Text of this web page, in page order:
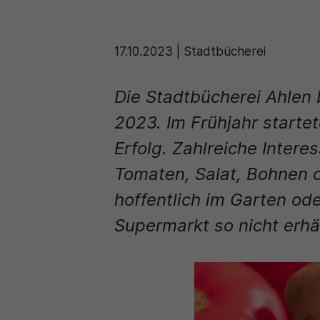
17.10.2023 Stadtbücherei
Die Stadtbücherei Ahlen
2023. Im Frühjahr
Erfolg. Zahlreiche
Tomaten, Salat,
hoffentlich im Garten
Supermarkt so nicht